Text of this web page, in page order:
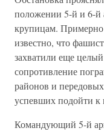
положении 5-й и 6-й
крупицам. Примерно
известно, что
захватили еще
сопротивление
районов и
успевших подойти к
Командующий 5-й